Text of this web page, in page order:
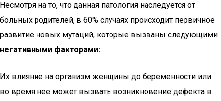
Несмотря на то, что данная патология наследуется от
больных родителей, в 60% случаях происходит первичное
развитие новых мутаций, которые вызваны следующими
негативными факторами:
Их влияние на организм женщины до беременности или
во время нее может вызвать возникновение дефекта в